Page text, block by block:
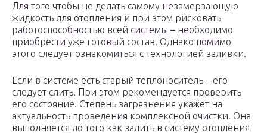
Для того чтобы не делать самому незамерзающую
жидкость для отопления и при этом рисковать
работоспособностью всей системы – необходимо
приобрести уже готовый состав. Однако помимо
этого следует ознакомиться с технологией заливки.
Если в системе есть старый теплоноситель – его
следует слить. При этом рекомендуется проверить
его состояние. Степень загрязнения укажет на
актуальность проведения комплексной очистки. Она
выполняется до того как залить в систему отопления